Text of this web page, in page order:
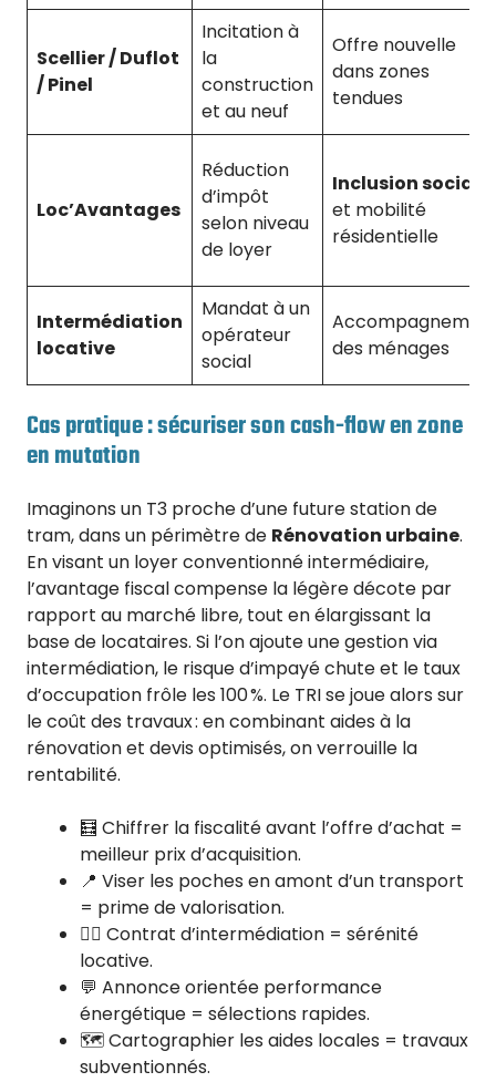
Scellier / Duflot
/ Pinel
Incitation à
la
construction
et au neuf
Offre nouvelle
dans zones
tendues
Loc’Avantages
Réduction
d’impôt
selon niveau
de loyer
Inclusion sociale
et mobilité
résidentielle
Intermédiation
locative
Mandat à un
opérateur
social
des ménages
Cas pratique : sécuriser son cash-flow en zone
en mutation
Imaginons un T3 proche d’une future station de
tram, dans un périmètre de Rénovation urbaine.
En visant un loyer conventionné intermédiaire,
l’avantage fiscal compense la légère décote par
rapport au marché libre, tout en élargissant la
base de locataires. Si l’on ajoute une gestion via
intermédiation, le risque d’impayé chute et le taux
d’occupation frôle les 100 %. Le TRI se joue alors sur
le coût des travaux : en combinant aides à la
rénovation et devis optimisés, on verrouille la
rentabilité.
🧮 Chiffrer la fiscalité avant l’offre d’achat =
meilleur prix d’acquisition.
📍 Viser les poches en amont d’un transport
= prime de valorisation.
🧑‍⚖️ Contrat d’intermédiation = sérénité
locative.
💬 Annonce orientée performance
énergétique = sélections rapides.
🗺️ Cartographier les aides locales = travaux
subventionnés.